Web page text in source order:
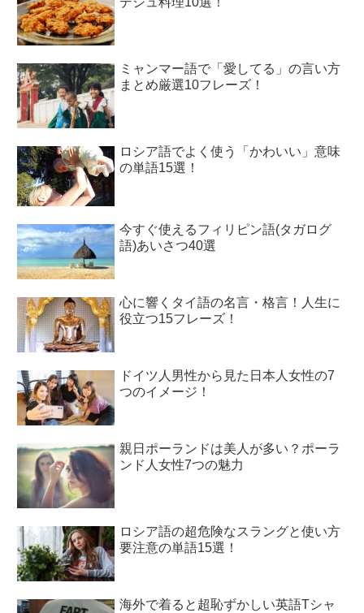
ミャンマー語で「愛してる」の言い方
まとめ厳選10フレーズ！
ロシア語でよく使う「かわいい」意味
の単語15選！
今すぐ使えるフィリピン語(タガログ
語)あいさつ40選
心に響くタイ語の名言・格言！人生に
役立つ15フレーズ！
ドイツ人男性から見た日本人女性の7
つのイメージ！
親日ポーランドは美人が多い？ポーラ
ンド人女性7つの魅力
ロシア語の超危険なスラングと使い方
要注意の単語15選！
海外で着ると超恥ずかしい英語Tシャ